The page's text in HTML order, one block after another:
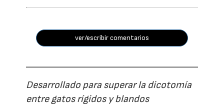
ver/escribir comentarios
Desarrollado para superar la dicotomía
entre gatos rígidos y blandos